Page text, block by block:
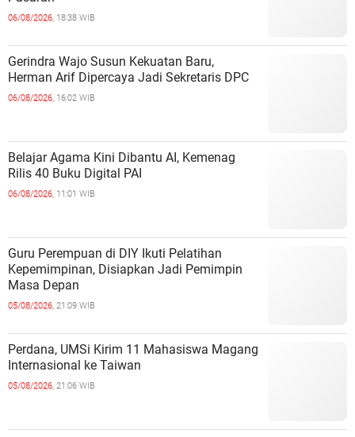
06/08/2026, 18:38 WIB
Gerindra Wajo Susun Kekuatan Baru,
Herman Arif Dipercaya Jadi Sekretaris DPC
06/08/2026, 16:02 WIB
Belajar Agama Kini Dibantu AI, Kemenag
Rilis 40 Buku Digital PAI
06/08/2026, 11:01 WIB
Guru Perempuan di DIY Ikuti Pelatihan
Kepemimpinan, Disiapkan Jadi Pemimpin
Masa Depan
05/08/2026, 21:09 WIB
Perdana, UMSi Kirim 11 Mahasiswa Magang
Internasional ke Taiwan
05/08/2026, 21:06 WIB